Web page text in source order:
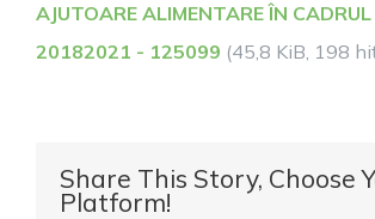
AJUTOARE ALIMENTARE ÎN
20182021 - 125099 (45,8 KiB, 198
Share This Story, Choose
Platform!